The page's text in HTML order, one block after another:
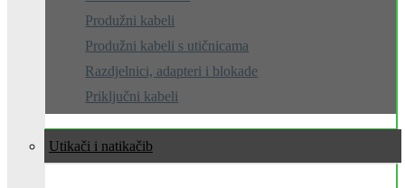
Produžni kabeli
Produžni kabeli s utičnicama
Razdjelnici, adapteri i blokade
Priključni kabeli
Utikači i natikači